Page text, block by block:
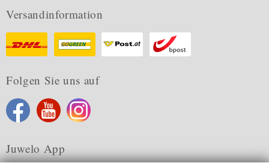
Versandinformation
Folgen Sie uns auf
Juwelo App